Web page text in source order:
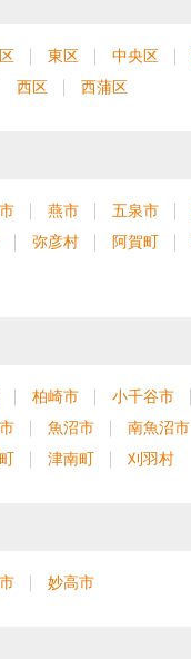
東区 中央区
西区 西蒲区
燕市 五泉市
弥彦村 阿賀町
柏崎市 小千谷市
魚沼市 南魚沼市
津南町 刈羽村
妙高市